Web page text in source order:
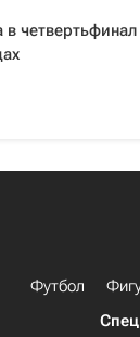
четвертьфинал
Футбол